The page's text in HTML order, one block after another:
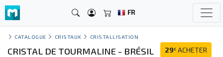
FR
CATALOGUE CRISTAUX CRISTALLISATION
29€ ACHETER
CRISTAL DE TOURMALINE - BRÉSIL